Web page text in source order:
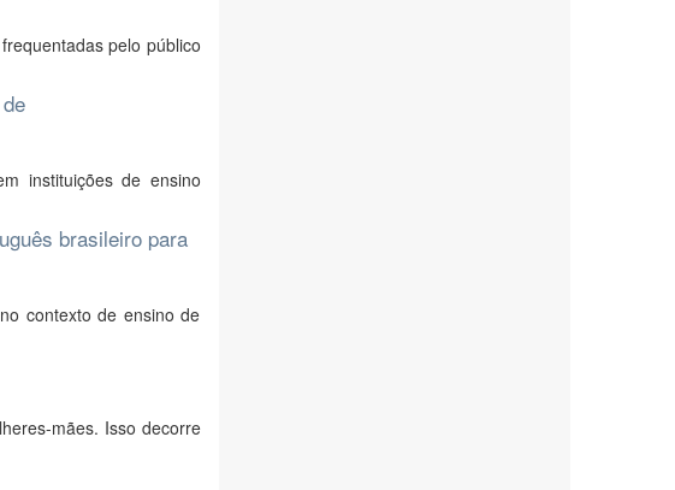
pelo público
instituições de ensino
brasileiro para
contexto de ensino de
mães. Isso decorre